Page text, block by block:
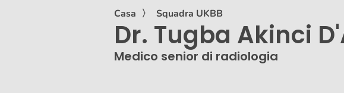
Casa 〉 Squadra UKBB
Dr. Tugba Akinci
Medico senior di radiologia